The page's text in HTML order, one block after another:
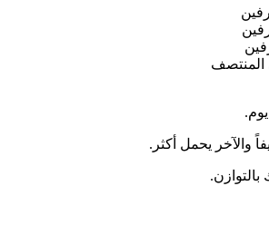
المنتصف
والآخر يحمل أكثر.